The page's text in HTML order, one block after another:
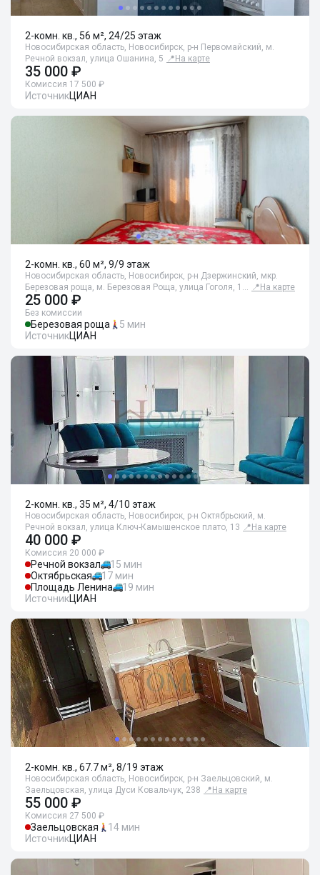
2-комн. кв., 56 м², 24/25 этаж
Новосибирская область, Новосибирск, р-н Первомайский, м.
Речной вокзал, улица Ошанина, 5 📍 На карте
35 000 ₽
Комиссия 17 500 ₽
ИсточникЦИАН
2-комн. кв., 60 м², 9/9 этаж
Новосибирская область, Новосибирск, р-н Дзержинский, мкр.
Березовая роща, м. Березовая Роща, улица Гоголя, 1… 📍 На карте
25 000 ₽
Без комиссии
Березовая роща
5 мин
ИсточникЦИАН
2-комн. кв., 35 м², 4/10 этаж
Новосибирская область, Новосибирск, р-н Октябрьский, м.
Речной вокзал, улица Ключ-Камышенское плато, 13 📍 На карте
40 000 ₽
Комиссия 20 000 ₽
Речной вокзал
15 мин
Октябрьская
17 мин
Площадь Ленина
19 мин
ИсточникЦИАН
2-комн. кв., 67.7 м², 8/19 этаж
Новосибирская область, Новосибирск, р-н Заельцовский, м.
Заельцовская, улица Дуси Ковальчук, 238 📍 На карте
55 000 ₽
Комиссия 27 500 ₽
Заельцовская
14 мин
ИсточникЦИАН